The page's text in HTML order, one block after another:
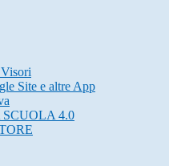
Site e altre App
4.0